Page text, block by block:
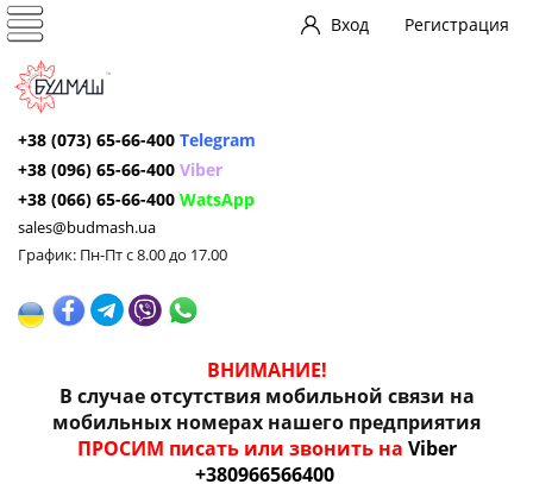
Вход Регистрация
+38 (073) 65-66-400 Telegram
+38 (096) 65-66-400 Viber
+38 (066) 65-66-400 WatsApp
sales@budmash.ua
График: Пн-Пт с 8.00 до 17.00
ВНИМАНИЕ!
В случае отсутствия мобильной связи на
мобильных номерах нашего предприятия
ПРОСИМ писать или звонить на Viber
+380966566400